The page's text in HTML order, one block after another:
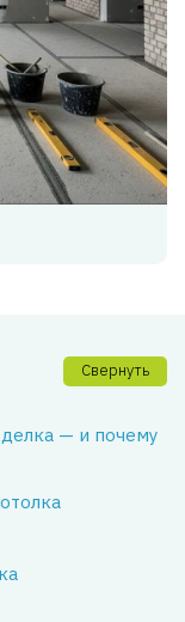
Свернуть
— и почему